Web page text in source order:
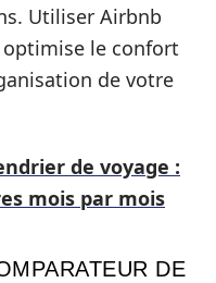
Utiliser Airbnb
optimise le confort
de votre
de voyage :
mois par mois
DE